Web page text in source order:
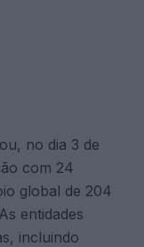
no dia 3 de
com 24
global de 204
entidades
incluindo